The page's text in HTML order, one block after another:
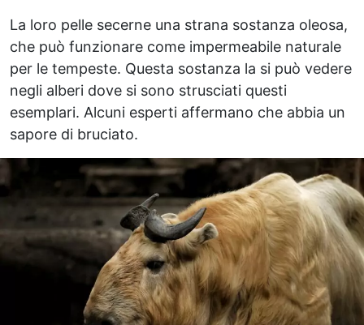
La loro pelle secerne una strana sostanza oleosa,
che può funzionare come impermeabile naturale
per le tempeste. Questa sostanza la si può vedere
negli alberi dove si sono strusciati questi
esemplari. Alcuni esperti affermano che abbia un
sapore di bruciato.